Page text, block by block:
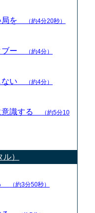
局を （約4分20秒）
ブー （約4分）
ない （約4分）
意識する
（約5分10
）
（約3分50秒）